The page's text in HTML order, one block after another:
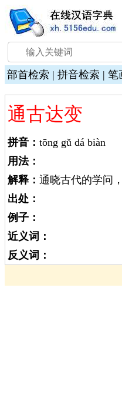
部首检索 | 拼音检索 | 笔
通古达变
拼音： tōng gǔ dá biàn
用法：
解释： 通晓古代的学问
出处：
例子：
近义词：
反义词：